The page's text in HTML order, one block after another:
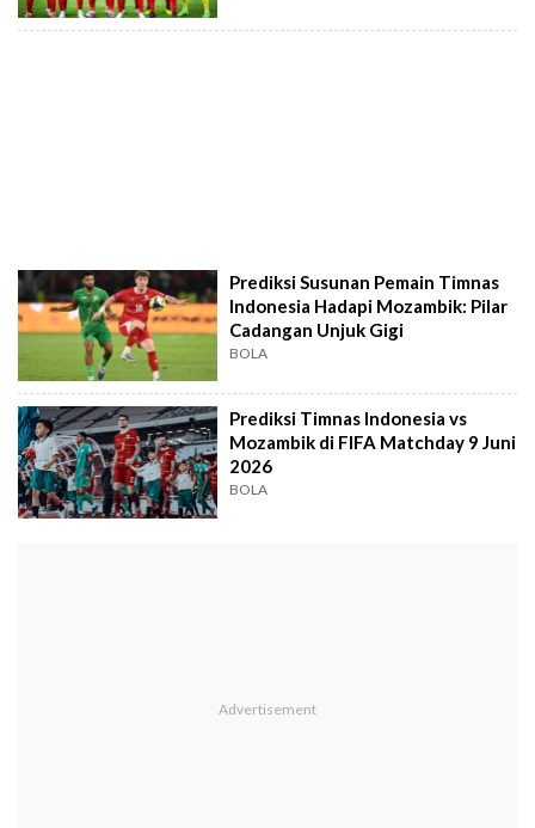
Prediksi Susunan Pemain Timnas
Indonesia Hadapi Mozambik: Pilar
Cadangan Unjuk Gigi
BOLA
Prediksi Timnas Indonesia vs
Mozambik di FIFA Matchday 9 Juni
2026
BOLA